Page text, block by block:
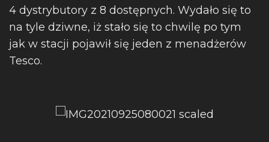
4 dystrybutory z 8 dostępnych. Wydało się to
na tyle dziwne, iż stało się to chwilę po tym
jak w stacji pojawił się jeden z menadżerów
Tesco.